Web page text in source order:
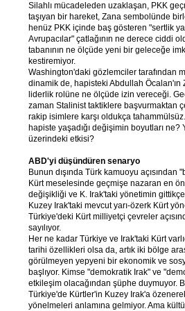
Silahlı mücadeleden uzaklaşan, PKK
taşıyan bir hareket, Zana sembolünde
henüz PKK içinde baş gösteren "sertlik
Avrupacılar" çatlağının ne derece ciddi
tabanının ne ölçüde yeni bir geleceğe
kestiremiyor.
Washington'daki gözlemciler tarafından
dinamik de, hapisteki Abdullah Öcalan'ın
liderlik rolüne ne ölçüde izin vereceği.
zaman Stalinist taktiklere başvurmaktan
rakip isimlere karşı oldukça
hapiste yaşadığı değişimin boyutları
üzerindeki etkisi?
ABD'yi düşündüren senaryo
Bunun dışında Türk kamuoyu açısından
Kürt meselesinde geçmişe nazaran en
değişikliği ve K. Irak'taki yönetimin gittikçe
Kuzey Irak'taki mevcut yarı-özerk Kürt
Türkiye'deki Kürt milliyetçi çevreler
sayılıyor.
Her ne kadar Türkiye ve Irak'taki Kürt
tarihi özellikleri olsa da, artık iki bölge
görülmeyen yepyeni bir ekonomik ve
başlıyor. Kimse "demokratik Irak" ve
etkileşim olacağından şüphe duymuyor.
Türkiye'de Kürtler'in Kuzey Irak'a
yönelmeleri anlamına gelmiyor. Ama